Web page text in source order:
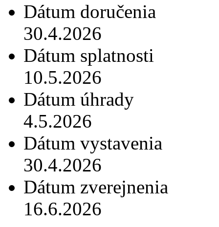
Dátum doručenia
30.4.2026
Dátum splatnosti
10.5.2026
Dátum úhrady
4.5.2026
Dátum vystavenia
30.4.2026
Dátum zverejnenia
16.6.2026